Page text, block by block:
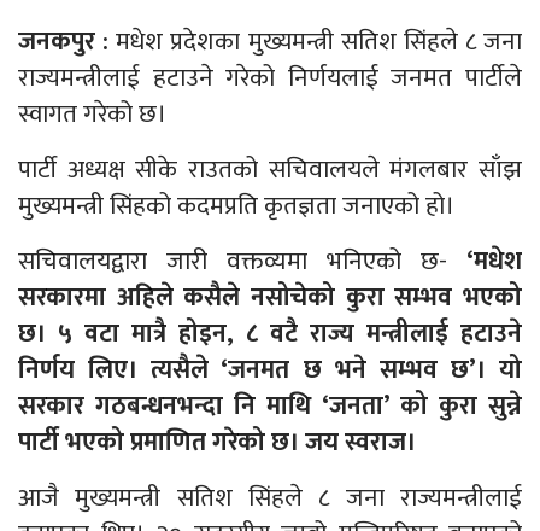
जनकपुर : मधेश प्रदेशका मुख्यमन्त्री सतिश सिंहले ८ जना
राज्यमन्त्रीलाई हटाउने गरेको निर्णयलाई जनमत पार्टीले
स्वागत गरेको छ।
पार्टी अध्यक्ष सीके राउतको सचिवालयले मंगलबार साँझ
मुख्यमन्त्री सिंहको कदमप्रति कृतज्ञता जनाएको हो।
सचिवालयद्वारा जारी वक्तव्यमा भनिएको छ- ‘मधेश
सरकारमा अहिले कसैले नसोचेको कुरा सम्भव भएको
छ। ५ वटा मात्रै होइन, ८ वटै राज्य मन्त्रीलाई हटाउने
निर्णय लिए। त्यसैले ‘जनमत छ भने सम्भव छ’। यो
सरकार गठबन्धनभन्दा नि माथि ‘जनता’ को कुरा सुन्ने
पार्टी भएको प्रमाणित गरेको छ। जय स्वराज।
आजै मुख्यमन्त्री सतिश सिंहले ८ जना राज्यमन्त्रीलाई